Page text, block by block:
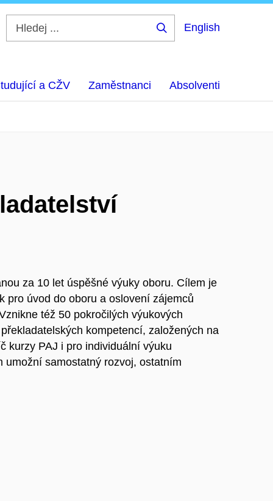
English
a CŽV Zaměstnanci Absolventi
za 10 let úspěšné výuky oboru. Cílem je
pro úvod do oboru a oslovení zájemců
též 50 pokročilých výukových
kompetencí, založených na
kurzy PAJ i pro individuální výuku
samostatný rozvoj, ostatním